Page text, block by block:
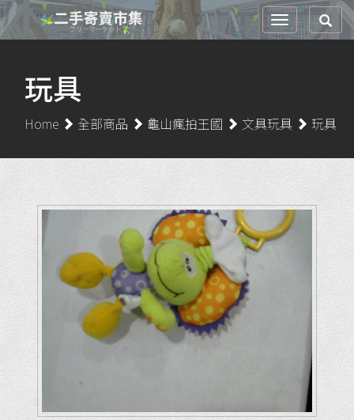
玩具
Home 全部商品 龜山瘋拍王國 文具玩具 玩具